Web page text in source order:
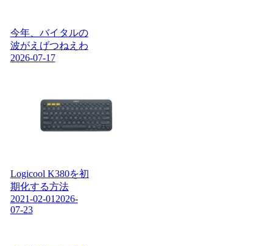
今年、バイタルの
波がえげつねえわ
2026-07-17
Logicool K380を初
期化する方法
2021-02-01 2026-
07-23